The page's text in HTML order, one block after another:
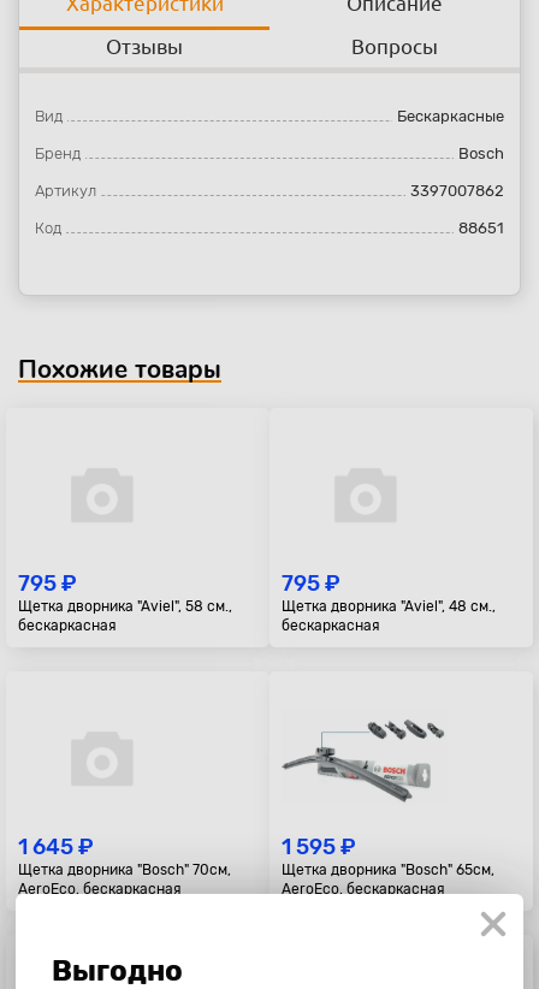
Отзывы
Вопросы
Вид Бескаркасные
Бренд Bosch
Артикул 3397007862
Код 88651
Похожие товары
795 ₽
Щетка дворника "Aviel", 58 см.,
бескаркасная
795 ₽
Щетка дворника "Aviel", 48 см.,
бескаркасная
1 645 ₽
Щетка дворника "Bosch" 70см,
AeroEco, бескаркасная
1 595 ₽
Щетка дворника "Bosch" 65см,
AeroEco, бескаркасная
Выгодно